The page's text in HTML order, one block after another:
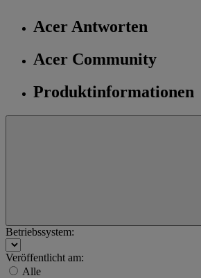
Acer Antworten
Acer Community
Produktinformationen
Betriebssystem:
Veröffentlicht am:
Alle